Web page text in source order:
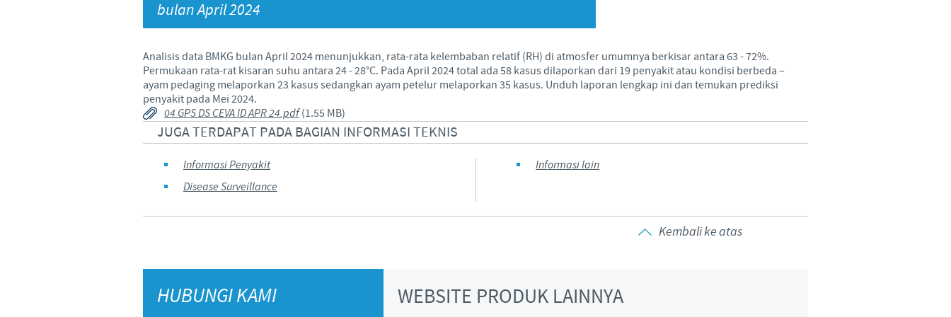
Bulgaria
Canada (EN)
China
Egypt
Korea
Middle East
Netherlands
Philippines
Tunisia
Turkey
Hubungi Kami
bulan April 2024
Analisis data BMKG bulan April 2024 menunjukkan, rata-rata kelembaban relatif (RH) di atmosfer umumnya berkisar antara 63 - 72%.
Permukaan rata-rat kisaran suhu antara 24 - 28°C. Pada April 2024 total ada 58 kasus dilaporkan dari 19 penyakit atau kondisi berbeda –
ayam pedaging melaporkan 23 kasus sedangkan ayam petelur melaporkan 35 kasus. Unduh laporan lengkap ini dan temukan prediksi
penyakit pada Mei 2024.
04 GPS DS CEVA ID APR 24.pdf(1.55 MB)
JUGA TERDAPAT PADA BAGIAN INFORMASI TEKNIS
Informasi Penyakit
Informasi lain
Disease Surveillance
Kembali ke atas
HUBUNGI KAMI WEBSITE PRODUK LAINNYA